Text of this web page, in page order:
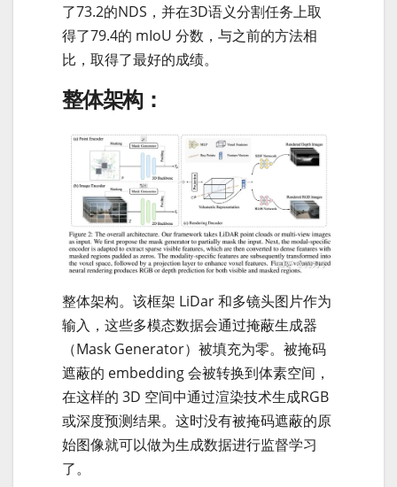
了73.2的NDS，并在3D语义分割任务上取
得了79.4的 mIoU 分数，与之前的方法相
比，取得了最好的成绩。
整体架构：
整体架构。该框架 LiDar 和多镜头图片作为
输入，这些多模态数据会通过掩蔽生成器
（Mask Generator）被填充为零。被掩码
遮蔽的 embedding 会被转换到体素空间，
在这样的 3D 空间中通过渲染技术生成RGB
或深度预测结果。这时没有被掩码遮蔽的原
始图像就可以做为生成数据进行监督学习
了。